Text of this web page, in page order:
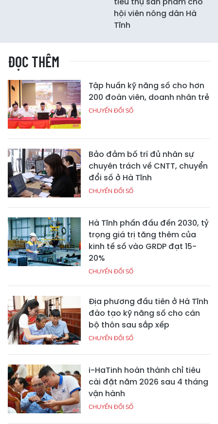
hội viên nông dân Hà
Tĩnh
ĐỌC THÊM
Tập huấn kỹ năng số cho hơn
200 đoàn viên, doanh nhân trẻ
CHUYỂN ĐỔI SỐ
Bảo đảm bố trí đủ nhân sự
chuyên trách về CNTT, chuyển
đổi số ở Hà Tĩnh
CHUYỂN ĐỔI SỐ
Hà Tĩnh phấn đấu đến 2030, tỷ
trọng giá trị tăng thêm của
kinh tế số vào GRDP đạt 15-
20%
CHUYỂN ĐỔI SỐ
Địa phương đầu tiên ở Hà Tĩnh
đào tạo kỹ năng số cho cán
bộ thôn sau sắp xếp
CHUYỂN ĐỔI SỐ
i-HaTinh hoàn thành chỉ tiêu
cài đặt năm 2026 sau 4 tháng
vận hành
CHUYỂN ĐỔI SỐ